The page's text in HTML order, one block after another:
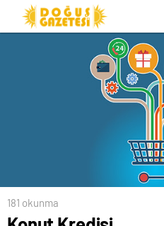
181 okunma